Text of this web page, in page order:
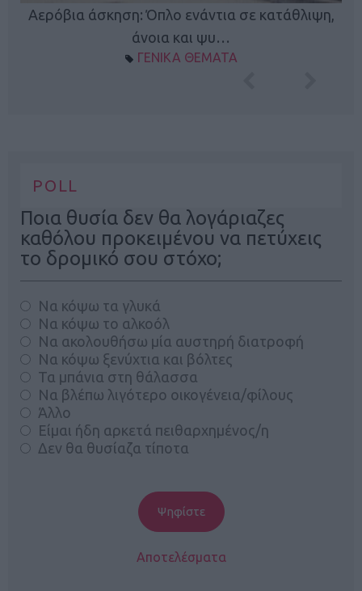
Αερόβια άσκηση: Όπλο ενάντια σε κατάθλιψη,
άνοια και ψυ…
ΓΕΝΙΚΑ ΘΕΜΑΤΑ
POLL
Ποια θυσία δεν θα λογάριαζες
καθόλου προκειμένου να πετύχεις
το δρομικό σου στόχο;
Να κόψω τα γλυκά
Να κόψω το αλκοόλ
Να ακολουθήσω μία αυστηρή διατροφή
Να κόψω ξενύχτια και βόλτες
Τα μπάνια στη θάλασσα
Να βλέπω λιγότερο οικογένεια/φίλους
Άλλο
Είμαι ήδη αρκετά πειθαρχημένος/η
Δεν θα θυσίαζα τίποτα
Αποτελέσματα